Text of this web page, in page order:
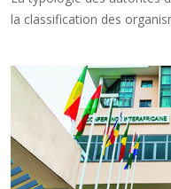
la classification des